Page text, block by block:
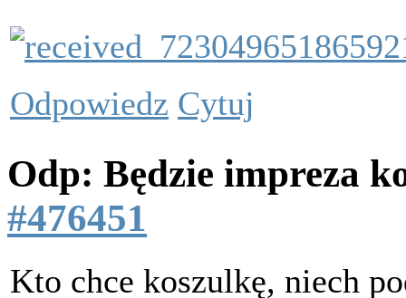
Odpowiedz Cytuj
Odp: Będzie impreza
#476451
Kto chce koszulkę, niech